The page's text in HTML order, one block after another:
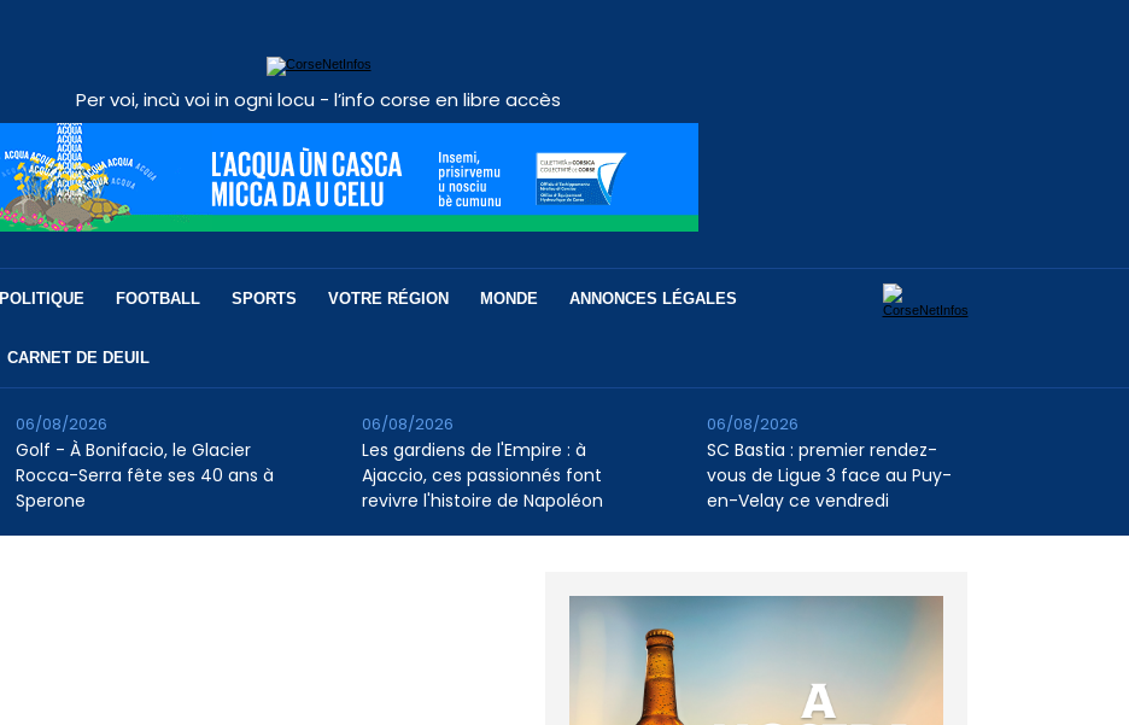
Per voi, incù voi in ogni locu - l’info corse en libre accès
POLITIQUE FOOTBALL SPORTS VOTRE RÉGION MONDE ANNONCES LÉGALES
CARNET DE DEUIL
Golf - À Bonifacio, le Glacier
Rocca-Serra fête ses 40 ans à
Sperone
06/08/2026
Les gardiens de l'Empire : à
Ajaccio, ces passionnés font
revivre l'histoire de Napoléon
06/08/2026
SC Bastia : premier rendez-
vous de Ligue 3 face au Puy-
en-Velay ce vendredi
06/08/2026